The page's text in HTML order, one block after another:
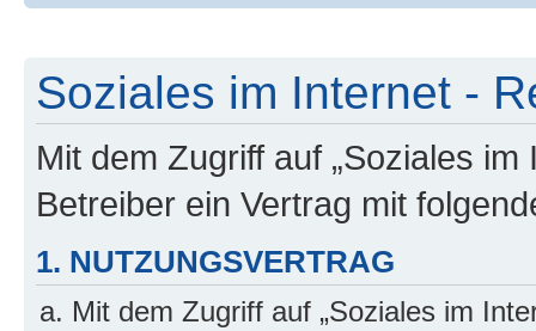
Soziales im Internet -
Mit dem Zugriff auf „Soziales
Betreiber ein Vertrag mit
1. NUTZUNGSVERTRAG
Mit dem Zugriff auf „Soziales im